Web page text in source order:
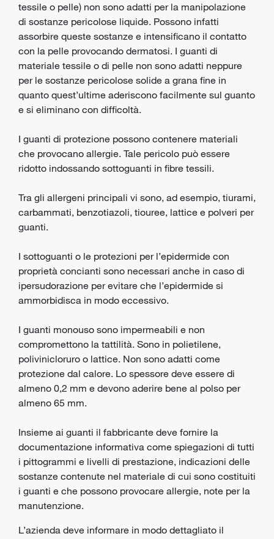
tessile o pelle) non sono adatti per la manipolazione
di sostanze pericolose liquide. Possono infatti
assorbire queste sostanze e intensificano il contatto
con la pelle provocando dermatosi. I guanti di
materiale tessile o di pelle non sono adatti neppure
per le sostanze pericolose solide a grana fine in
quanto quest’ultime aderiscono facilmente sul guanto
e si eliminano con difficoltà.
I guanti di protezione possono contenere materiali
che provocano allergie. Tale pericolo può essere
ridotto indossando sottoguanti in fibre tessili.
Tra gli allergeni principali vi sono, ad esempio, tiurami,
carbammati, benzotiazoli, tiouree, lattice e polveri per
guanti.
I sottoguanti o le protezioni per l’epidermide con
proprietà concianti sono necessari anche in caso di
ipersudorazione per evitare che l’epidermide si
ammorbidisca in modo eccessivo.
I guanti monouso sono impermeabili e non
compromettono la tattilità. Sono in polietilene,
polivinicloruro o lattice. Non sono adatti come
protezione dal calore. Lo spessore deve essere di
almeno 0,2 mm e devono aderire bene al polso per
almeno 65 mm.
Insieme ai guanti il fabbricante deve fornire la
documentazione informativa come spiegazioni di tutti
i pittogrammi e livelli di prestazione, indicazioni delle
sostanze contenute nel materiale di cui sono costituiti
i guanti e che possono provocare allergie, note per la
manutenzione.
L’azienda deve informare in modo dettagliato il